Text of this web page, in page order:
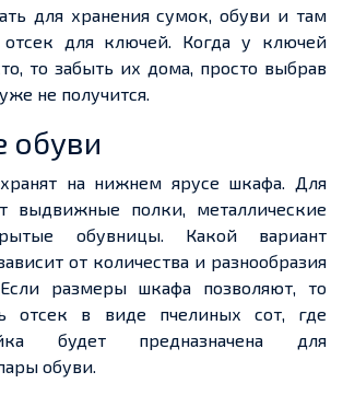
для хранения сумок, обуви и там
для ключей. Когда у ключей
то забыть их дома, просто выбрав
не получится.
обуви
на нижнем ярусе шкафа. Для
выдвижные полки, металлические
обувницы. Какой вариант
от количества и разнообразия
размеры шкафа позволяют, то
отсек в виде пчелиных сот, где
будет предназначена для
обуви.